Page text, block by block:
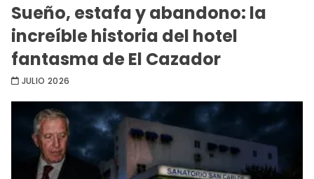
Sueño, estafa y abandono: la
increíble historia del hotel
fantasma de El Cazador
JULIO 2026